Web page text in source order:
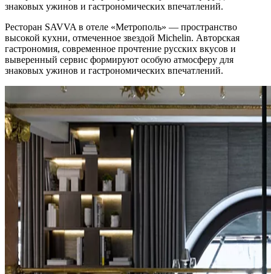
знаковых ужинов и гастрономических впечатлений.
Ресторан SAVVA в отеле «Метрополь» — пространство
высокой кухни, отмеченное звездой Michelin. Авторская
гастрономия, современное прочтение русских вкусов и
выверенный сервис формируют особую атмосферу для
знаковых ужинов и гастрономических впечатлений.